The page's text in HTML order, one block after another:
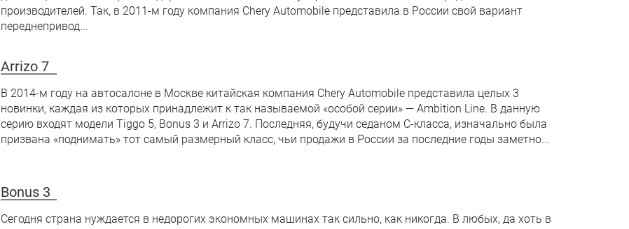
производителей. Так, в 2011-м году компания Chery Automobile представила в России свой вариант
переднепривод...
Arrizo 7
В 2014-м году на автосалоне в Москве китайская компания Chery Automobile представила целых 3
новинки, каждая из которых принадлежит к так называемой «особой серии» — Ambition Line. В данную
серию входят модели Tiggo 5, Bonus 3 и Arrizo 7. Последняя, будучи седаном C-класса, изначально была
призвана «поднимать» тот самый размерный класс, чьи продажи в России за последние годы заметно...
Bonus 3
Сегодня страна нуждается в недорогих экономных машинах так сильно, как никогда. В любых, да хоть в